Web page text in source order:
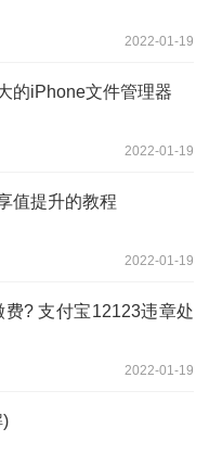
2022-01-19
的iPhone文件管理器
2022-01-19
值提升的教程
2022-01-19
? 支付宝12123违章处
2022-01-19
)